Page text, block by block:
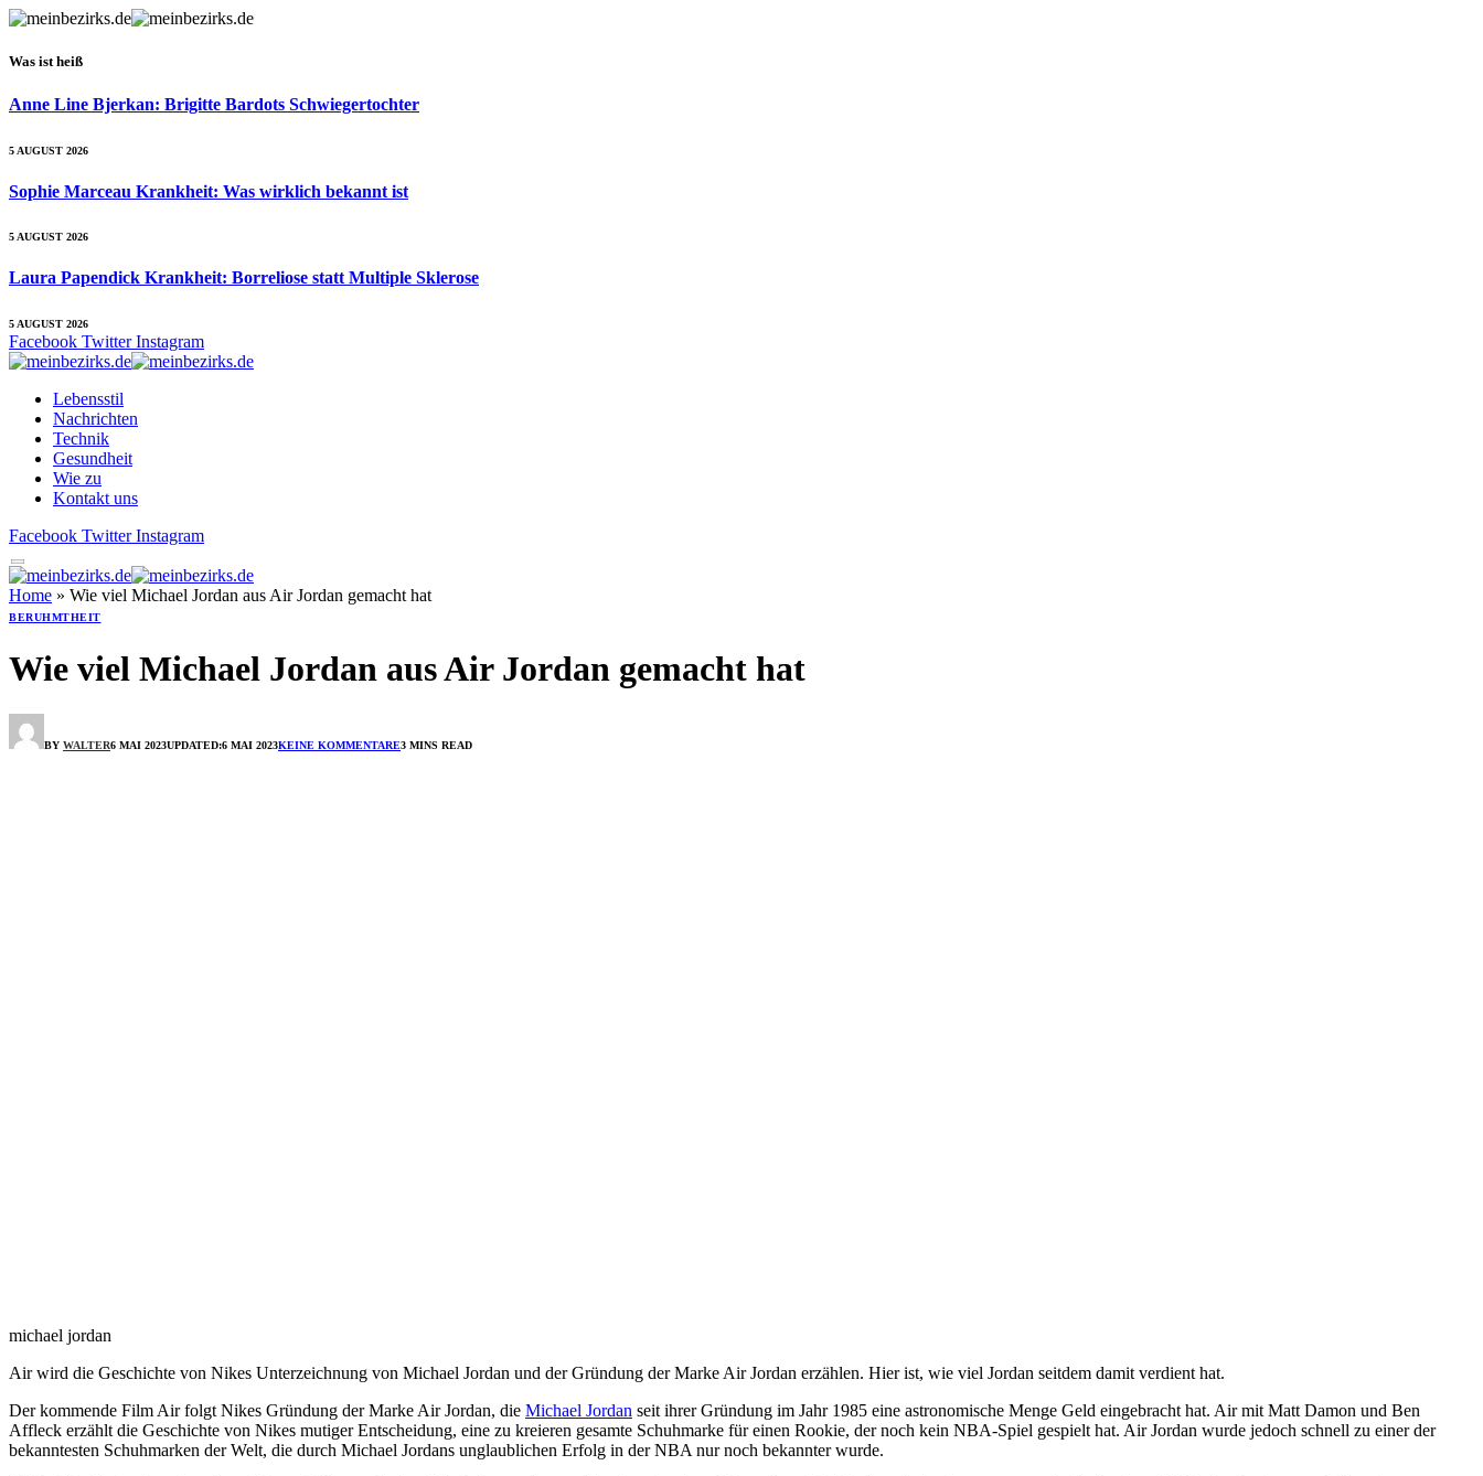
Was ist heiß
Anne Line Bjerkan: Brigitte Bardots Schwiegertochter
5 AUGUST 2026
Sophie Marceau Krankheit: Was wirklich bekannt ist
5 AUGUST 2026
Laura Papendick Krankheit: Borreliose statt Multiple Sklerose
5 AUGUST 2026
Facebook Twitter Instagram
Lebensstil
Nachrichten
Technik
Gesundheit
Wie zu
Kontakt uns
Facebook Twitter Instagram
Home » Wie viel Michael Jordan aus Air Jordan gemacht hat
BERUHMTHEIT
Wie viel Michael Jordan aus Air Jordan gemacht hat
BY WALTER6 MAI 2023UPDATED:6 MAI 2023KEINE KOMMENTARE3 MINS READ
michael jordan
Air wird die Geschichte von Nikes Unterzeichnung von Michael Jordan und der Gründung der Marke Air Jordan erzählen. Hier ist, wie viel Jordan seitdem damit verdient hat.
Der kommende Film Air folgt Nikes Gründung der Marke Air Jordan, die Michael Jordan seit ihrer Gründung im Jahr 1985 eine astronomische Menge Geld eingebracht hat. Air mit Matt Damon und Ben
Affleck erzählt die Geschichte von Nikes mutiger Entscheidung, eine zu kreieren gesamte Schuhmarke für einen Rookie, der noch kein NBA-Spiel gespielt hat. Air Jordan wurde jedoch schnell zu einer der
bekanntesten Schuhmarken der Welt, die durch Michael Jordans unglaublichen Erfolg in der NBA nur noch bekannter wurde.